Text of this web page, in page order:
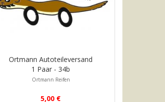
Ortmann Autoteileversand
1 Paar - 34b
Ortmann Reifen
5,00 €